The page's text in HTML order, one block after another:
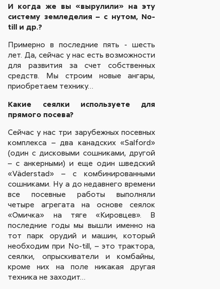
И когда же вы «вырулили» на эту
систему земледелия – с нутом, No-
till и др.?
Примерно в последние пять - шесть
лет. Да, сейчас у нас есть возможности
для развития за счет собственных
средств. Мы строим новые ангары,
приобретаем технику…
Какие сеялки используете для
прямого посева?
Сейчас у нас три зарубежных посевных
комплекса – два канадских «Salford»
(один с дисковыми сошниками, другой
– с анкерными) и еще один шведский
«Väderstad» – с комбинированными
сошниками. Ну а до недавнего времени
все посевные работы выполняли
четыре агрегата на основе сеялок
«Омичка» на тяге «Кировцев». В
последние годы мы вышли именно на
тот парк орудий и машин, который
необходим при No-till, – это трактора,
сеялки, опрыскиватели и комбайны,
кроме них на поле никакая другая
техника не заходит…